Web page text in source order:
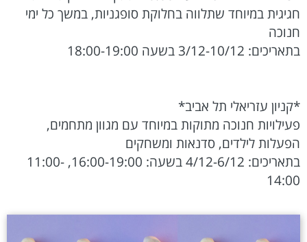
חגיגית במיוחד שתלווה בחלוקת סופגניות, במשך כל ימי
חנוכה
בתאריכים: 3/12-10/12 בשעה 18:00-19:00
*קניון עזריאלי תל אביב*
פעילויות חנוכה מתוקות במיוחד עם מגוון מתחמים,
הפעלות לילדים, סדנאות ומשחקים
בתאריכים: 4/12-6/12 בשעה: 16:00-19:00, 11:00-
14:00